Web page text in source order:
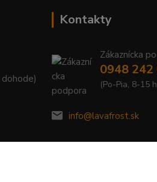
Kontakty
Zákaznícka
0948 242
(Po-Pia, 8-15
info@lavafrost.sk